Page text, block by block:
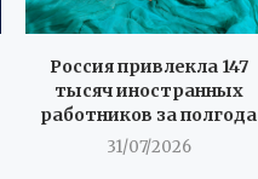
Россия привлекла 147
тысяч иностранных
работников за полгода
31/07/2026